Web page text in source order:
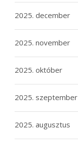
2025. december
2025. november
2025. október
2025. szeptember
2025. augusztus